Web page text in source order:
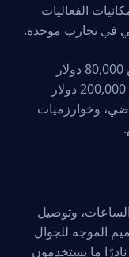
الفعاليات
في تجارب موحدة.
تتراوح تكاليف تطوير منصات الفعاليات من 80,000 دولار
لتطبيقات المؤتمرات المركزة إلى أكثر من 200,000 دولار
وخوارزميات
وتوصيل
الموجه للجوال
نادرًا ما يستخدمون